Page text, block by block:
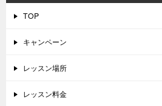
TOP
キャンペーン
レッスン場所
レッスン料金